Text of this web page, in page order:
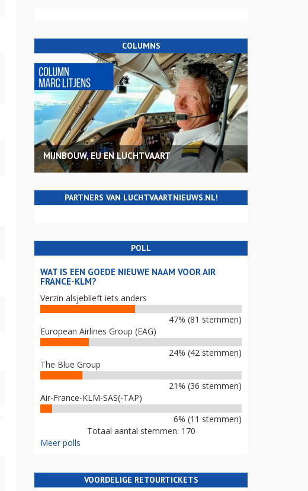
COLUMNS
MIJNBOUW, EU EN LUCHTVAART
PARTNERS VAN LUCHTVAARTNIEUWS.NL!
POLL
WAT IS EEN GOEDE NIEUWE NAAM VOOR AIR
FRANCE-KLM?
Verzin alsjeblieft iets anders
47% (81 stemmen)
European Airlines Group (EAG)
24% (42 stemmen)
The Blue Group
21% (36 stemmen)
Air-France-KLM-SAS(-TAP)
6% (11 stemmen)
Totaal aantal stemmen: 170
Meer polls
VOORDELIGE RETOURTICKETS